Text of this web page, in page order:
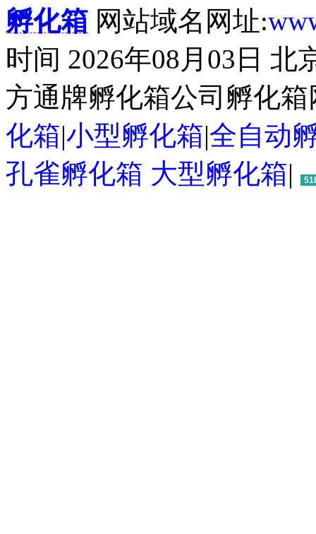
孵化箱 网站域名网址:
时间 2026年08月03日
方通牌孵化箱公司孵化
化箱|小型孵化箱|全自动
孔雀孵化箱 大型孵化箱|